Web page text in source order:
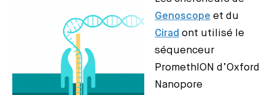
Genoscope et du
Cirad ont utilisé le
séquenceur
PromethION d’Oxford
Nanopore